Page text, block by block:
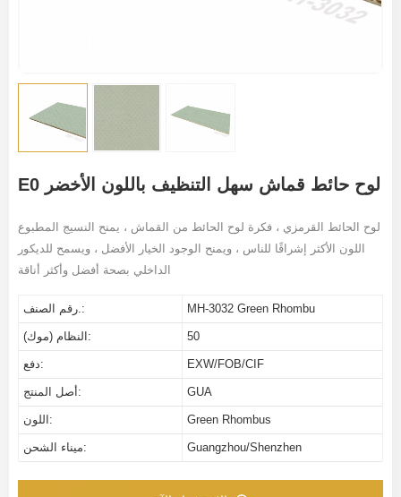
E0 لوح حائط قماش سهل التنظيف باللون الأخضر
لوح الحائط القرمزي ، فكرة لوح الحائط من القماش ، يمنح النسيج المطبوع
اللون الأكثر إشراقًا للناس ، ويمنح الوجود الخيار الأفضل ، ويسمح للديكور
الداخلي بصحة أفضل وأكثر أناقة
رقم الصنف.: MH-3032 Green Rhombu
النظام (موك): 50
دفع: EXW/FOB/CIF
أصل المنتج: GUA
اللون: Green Rhombus
ميناء الشحن: Guangzhou/Shenzhen